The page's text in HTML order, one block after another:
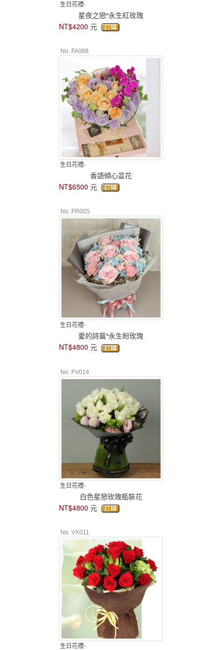
生日花禮-
星夜之戀*永生紅玫瑰
NT$4200 元
No. FA068
生日花禮-
香語傾心盆花
NT$6500 元
No. FR005
生日花禮-
愛的詩篇*永生粉玫瑰
NT$4800 元
No. FV014
生日花禮-
白色星戀玫瑰瓶裝花
NT$4800 元
No. VX011
生日花禮-